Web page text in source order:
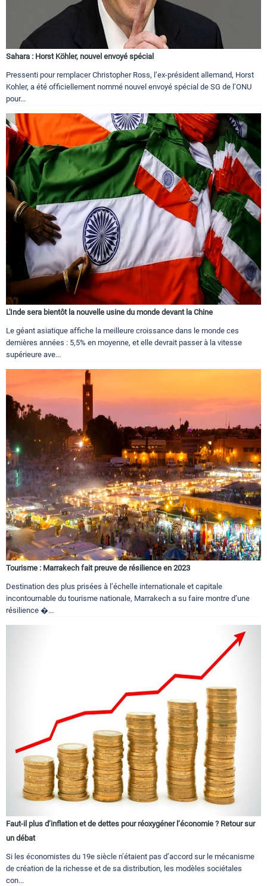
Sahara : Horst Köhler, nouvel envoyé spécial
Pressenti pour remplacer Christopher Ross, l’ex-président allemand, Horst
Kohler, a été officiellement nommé nouvel envoyé spécial de SG de l’ONU
pour...
L'Inde sera bientôt la nouvelle usine du monde devant la Chine
Le géant asiatique affiche la meilleure croissance dans le monde ces
dernières années : 5,5% en moyenne, et elle devrait passer à la vitesse
supérieure ave...
Tourisme : Marrakech fait preuve de résilience en 2023
Destination des plus prisées à l’échelle internationale et capitale
incontournable du tourisme nationale, Marrakech a su faire montre d’une
résilience �...
Faut-il plus d’inflation et de dettes pour réoxygéner l’économie ? Retour sur
un débat
Si les économistes du 19e siècle n’étaient pas d’accord sur le mécanisme
de création de la richesse et de sa distribution, les modèles sociétales
con...